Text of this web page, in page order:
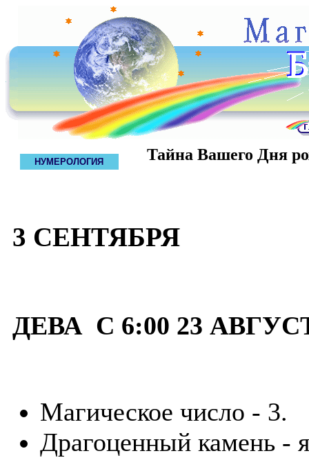
НУМЕРОЛОГИЯ Тайна Вашего Дня
3 СЕНТЯБРЯ
ДЕВА С 6:00 23
Магическое число - 3.
Драгоценный камень -